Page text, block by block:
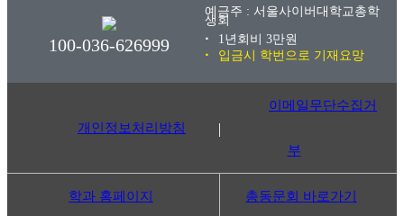
100-036-626999
예금주 : 서울사이버대학교총학
생회
1년회비 3만원
입금시 학번으로 기재요망
개인정보처리방침
이메일무단수집거
부
학과 홈페이지 총동문회 바로가기